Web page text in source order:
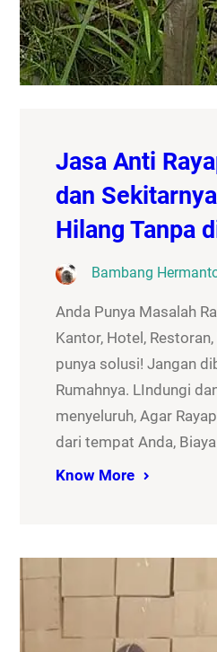
Jasa Anti
dan
Hilang Tanpa
Bambang
Anda Punya Masalah
Kantor, Hotel,
punya solusi! Jangan
Rumahnya. LIndungi
menyeluruh, Agar
dari tempat Anda,
Know More